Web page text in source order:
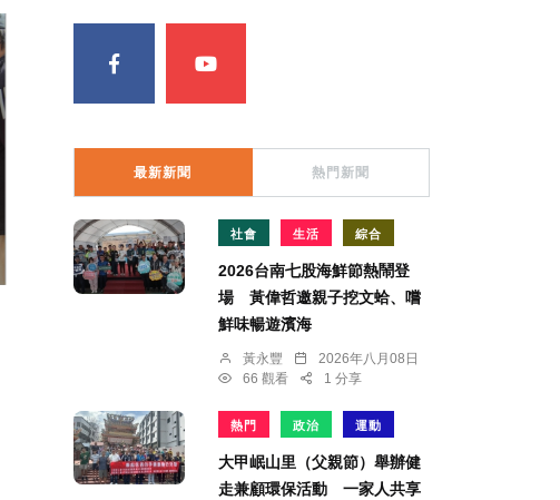
最新新聞 熱門新聞
社會 生活 綜合
2026台南七股海鮮節熱鬧登
場 黃偉哲邀親子挖文蛤、嚐
鮮味暢遊濱海
黃永豐
2026年八月08日
66 觀看
1 分享
熱門 政治 運動
大甲岷山里（父親節）舉辦健
走兼顧環保活動 一家人共享